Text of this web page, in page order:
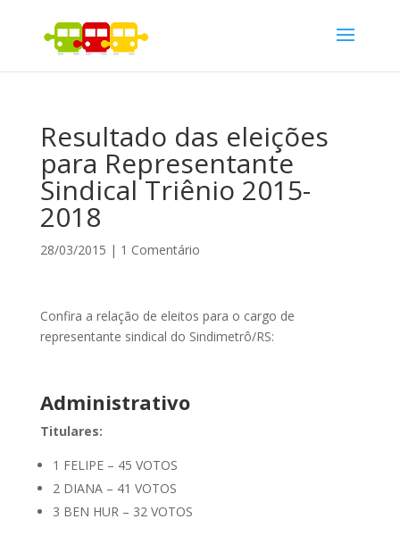
Resultado das eleições
para Representante
Sindical Triênio 2015-
2018
28/03/2015 | 1 Comentário
Confira a relação de eleitos para o cargo de
representante sindical do Sindimetrô/RS:
Administrativo
Titulares:
1 FELIPE – 45 VOTOS
2 DIANA – 41 VOTOS
3 BEN HUR – 32 VOTOS